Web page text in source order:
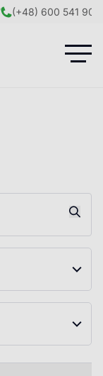
(+48) 600 541 908